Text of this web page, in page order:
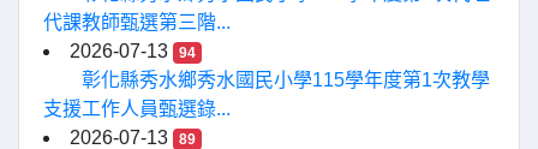
代課教師甄選第三階...
2026-07-13
94
彰化縣秀水鄉秀水國民小學115學年度第1次教學
支援工作人員甄選錄...
2026-07-13
89